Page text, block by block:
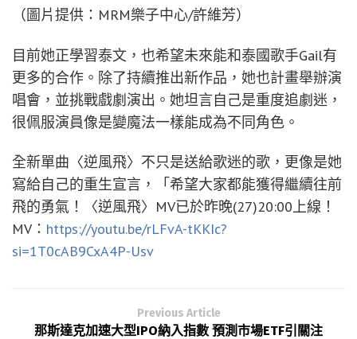
（圖片提供：MRM樂子中心/許維芳）
目前她正學習泰文，也希望未來能和泰國歌手Gail有
更多的合作。除了持續推出新作品，她也計畫舉辦演
唱會，並挑戰戲劇演出。她坦言自己是重度追劇迷，
很佩服演員像是變魔法一樣能成為不同角色。
全新單曲〈逆風飛〉不只是送給歌迷的歌，更像是她
寫給自己的重生宣言，「希望大家都能獲得繼續往前
飛的勇氣！〈逆風飛〉MV已於昨晚(27)20:00上線！
MV： https://youtu.be/rLFvA-tKKIc?
si=1T0cAB9CxA4P-Usv
Previous Article
那斯達克加速大型IPO納入指數 預測市場ETF引關注